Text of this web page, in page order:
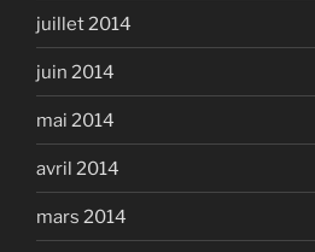
juillet 2014
juin 2014
mai 2014
avril 2014
mars 2014